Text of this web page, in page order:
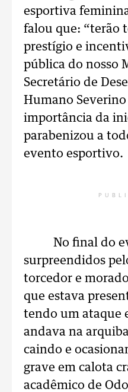
esportiva
falou que: “terão
prestígio e
pública do nosso
Secretário de
Humano
importância da
parabenizou a
evento esportivo.
No final do
surpreendidos
torcedor e
que estava
tendo um ataque
andava na
caindo e
grave em calota
acadêmico de